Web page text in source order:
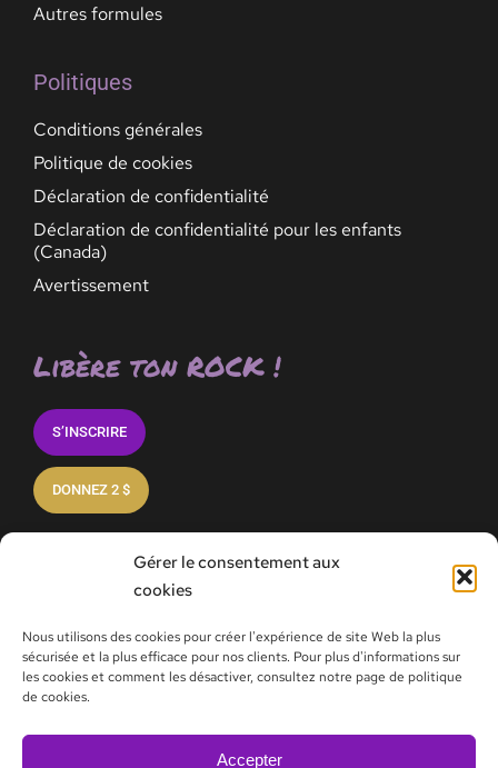
Gérer le consentement aux
cookies
Nous utilisons des cookies pour créer l'expérience de site Web la plus
sécurisée et la plus efficace pour nos clients. Pour plus d'informations sur
les cookies et comment les désactiver, consultez notre page de politique
de cookies.
Accepter
Autres formules
Politiques
Conditions générales
Politique de cookies
Déclaration de confidentialité
Déclaration de confidentialité pour les enfants
(Canada)
Avertissement
Libère ton ROCK !
S’INSCRIRE
DONNEZ 2 $